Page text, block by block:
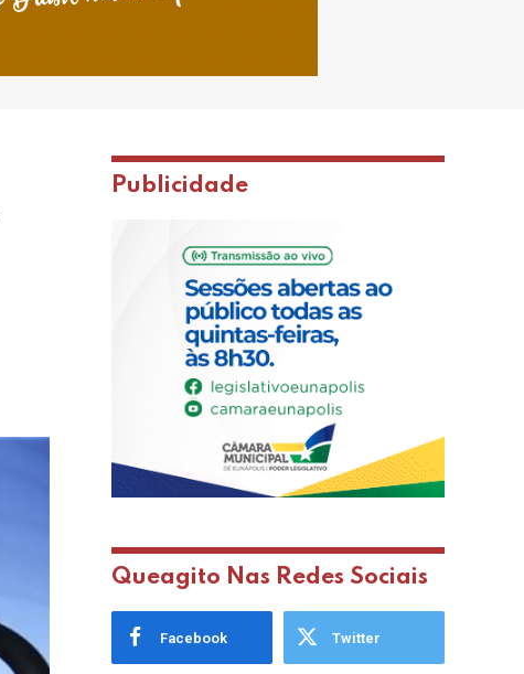
Publicidade
Queagito Nas Redes Sociais
Facebook Twitter